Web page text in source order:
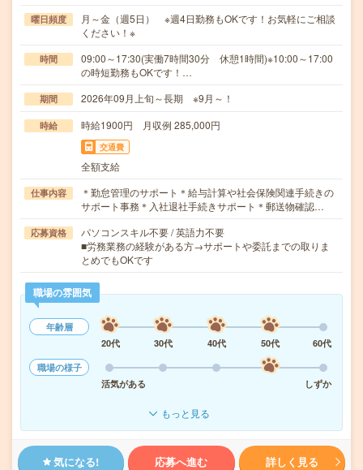
曜日頻度
月～金（週5日） ※週4日勤務もOKです！お気軽にご相談
ください！※
時間
09:00～17:30(実働7時間30分 休憩1時間)※10:00～17:00
の時短勤務もOKです！…
期間 2026年09月上旬～長期 ※9月～！
時給 時給1900円 月収例 285,000円
交通費
全額支給
仕事内容
＊勤怠管理のサポート＊給与計算や社会保険関連手続きの
サポート事務＊入社退社手続きサポート＊郵送物確認…
応募資格
パソコンスキル不要 / 英語力不要
■労務業務の経験がある方→サポートや委託までの取りま
とめでもOKです
職場の雰囲気
年齢層
20代
30代 40代 50代
60代
職場の様子
活気がある
しずか
もっと見る
気になる! 応募へ進む 詳しく見る